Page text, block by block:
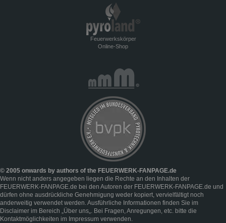
Feuerwerkskörper
Online-Shop
© 2005 onwards by authors of the FEUERWERK-FANPAGE.de
Wenn nicht anders angegeben liegen die Rechte an den Inhalten der
FEUERWERK-FANPAGE.de bei den Autoren der FEUERWERK-FANPAGE.de und
dürfen ohne ausdrückliche Genehmigung weder kopiert, vervielfältigt noch
anderweitig verwendet werden. Ausführliche Informationen finden Sie im
Disclaimer im Bereich „ Über uns „. Bei Fragen, Anregungen, etc. bitte die
Kontaktmöglichkeiten im Impressum verwenden.